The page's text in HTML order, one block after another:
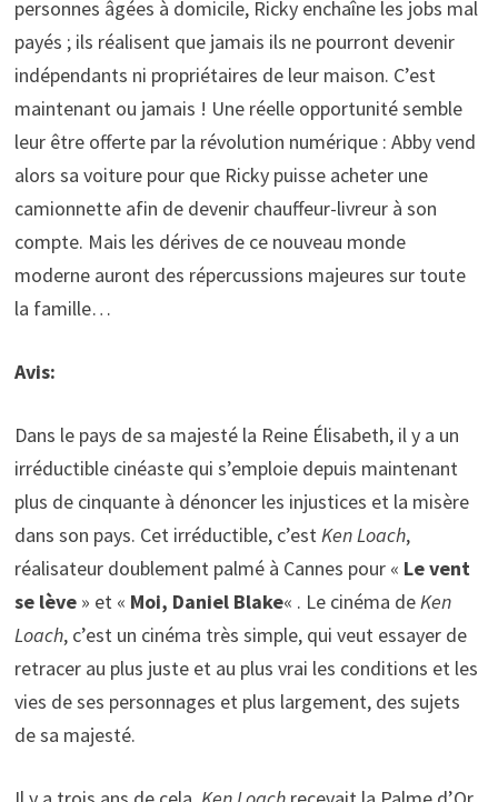
personnes âgées à domicile, Ricky enchaîne les jobs mal
payés ; ils réalisent que jamais ils ne pourront devenir
indépendants ni propriétaires de leur maison. C’est
maintenant ou jamais ! Une réelle opportunité semble
leur être offerte par la révolution numérique : Abby vend
alors sa voiture pour que Ricky puisse acheter une
camionnette afin de devenir chauffeur-livreur à son
compte. Mais les dérives de ce nouveau monde
moderne auront des répercussions majeures sur toute
la famille…
Avis:
Dans le pays de sa majesté la Reine Élisabeth, il y a un
irréductible cinéaste qui s’emploie depuis maintenant
plus de cinquante à dénoncer les injustices et la misère
dans son pays. Cet irréductible, c’estKen Loach,
réalisateur doublement palmé à Cannes pour « Le vent
se lève» et « Moi, Daniel Blake« . Le cinéma deKen
Loach, c’est un cinéma très simple, qui veut essayer de
retracer au plus juste et au plus vrai les conditions et les
vies de ses personnages et plus largement, des sujets
de sa majesté.